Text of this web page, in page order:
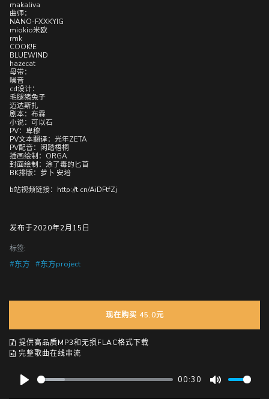
makaliva
曲师：
NANO-FXXKYIG
miokio米欧
rmk
COOK!E
BLUEWIND
hazecat
母带：
噪音
cd设计：
毛腿猪兔子
迈达斯扎
剧本：布霖
小说：可以石
PV：卑穆
PV文本翻译：光年ZETA
PV配音：闲踏梧桐
插画绘制：ORGA
封面绘制：涂了毒的匕首
BK排版：萝卜 安培
b站视频链接：http://t.cn/AiDFtfZj
发布于2020年2月15日
标签:
#东方 #东方project
现在购买 45.0元
提供高品质MP3和无损FLAC格式下载
完整歌曲在线串流
00:30